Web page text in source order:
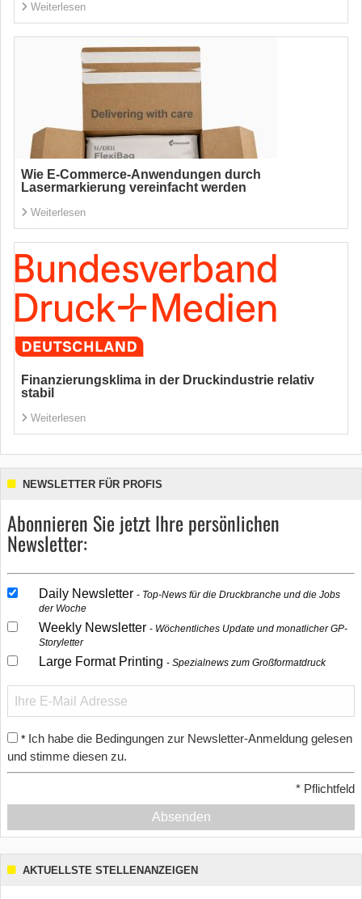
Weiterlesen
Wie E-Commerce-Anwendungen durch
Lasermarkierung vereinfacht werden
Weiterlesen
Finanzierungsklima in der Druckindustrie relativ
stabil
Weiterlesen
NEWSLETTER FÜR PROFIS
Abonnieren Sie jetzt Ihre persönlichen
Newsletter:
Daily Newsletter
Top-News für die Druckbranche und die Jobs
der Woche
Weekly Newsletter
Wöchentliches Update und monatlicher GP-
Storyletter
Large Format Printing Spezialnews zum Großformatdruck
* Ich habe die Bedingungen zur Newsletter-Anmeldung gelesen
und stimme diesen zu.
* Pflichtfeld
Absenden
AKTUELLSTE STELLENANZEIGEN